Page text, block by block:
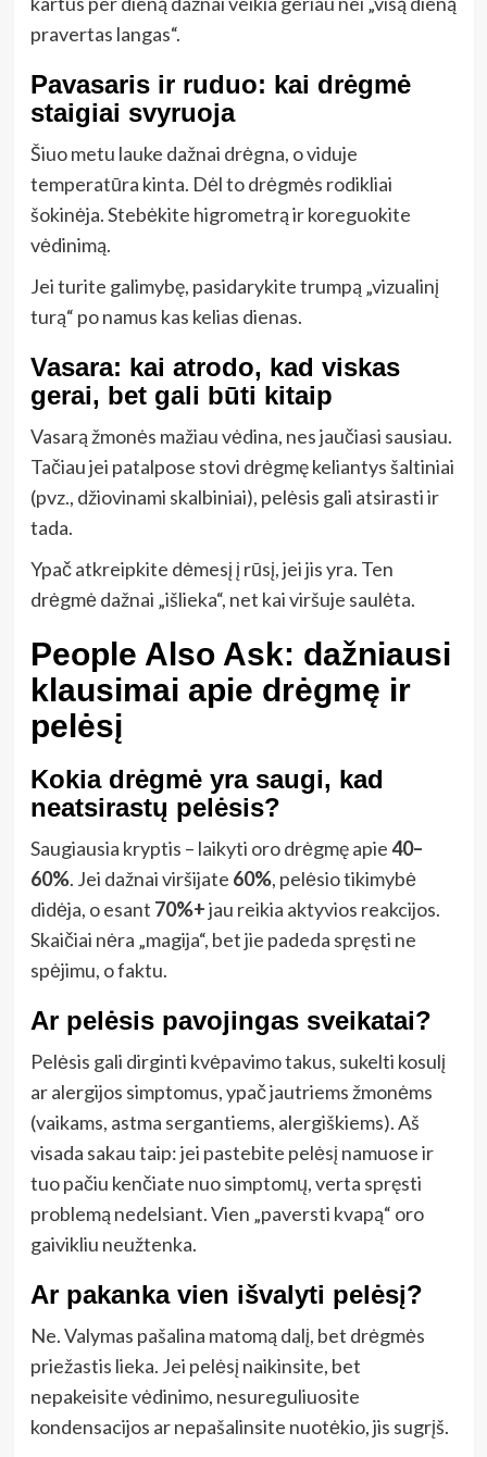
pravertas langas“.
Pavasaris ir ruduo: kai drėgmė
staigiai svyruoja
Šiuo metu lauke dažnai drėgna, o viduje
temperatūra kinta. Dėl to drėgmės rodikliai
šokinėja. Stebėkite higrometrą ir koreguokite
vėdinimą.
Jei turite galimybę, pasidarykite trumpą „vizualinį
turą“ po namus kas kelias dienas.
Vasara: kai atrodo, kad viskas
gerai, bet gali būti kitaip
Vasarą žmonės mažiau vėdina, nes jaučiasi sausiau.
Tačiau jei patalpose stovi drėgmę keliantys šaltiniai
(pvz., džiovinami skalbiniai), pelėsis gali atsirasti ir
tada.
Ypač atkreipkite dėmesį į rūsį, jei jis yra. Ten
drėgmė dažnai „išlieka“, net kai viršuje saulėta.
People Also Ask: dažniausi
klausimai apie drėgmę ir
pelėsį
Kokia drėgmė yra saugi, kad
neatsirastų pelėsis?
Saugiausia kryptis – laikyti oro drėgmę apie40–
60%. Jei dažnai viršijate 60%, pelėsio tikimybė
didėja, o esant 70%+jau reikia aktyvios reakcijos.
Skaičiai nėra „magija“, bet jie padeda spręsti ne
spėjimu, o faktu.
Ar pelėsis pavojingas sveikatai?
Pelėsis gali dirginti kvėpavimo takus, sukelti kosulį
ar alergijos simptomus, ypač jautriems žmonėms
(vaikams, astma sergantiems, alergiškiems). Aš
visada sakau taip: jei pastebite pelėsį namuose ir
tuo pačiu kenčiate nuo simptomų, verta spręsti
problemą nedelsiant. Vien „paversti kvapą“ oro
gaivikliu neužtenka.
Ar pakanka vien išvalyti pelėsį?
Ne. Valymas pašalina matomą dalį, bet drėgmės
priežastis lieka. Jei pelėsį naikinsite, bet
nepakeisite vėdinimo, nesureguliuosite
kondensacijos ar nepašalinsite nuotėkio, jis sugrįš.